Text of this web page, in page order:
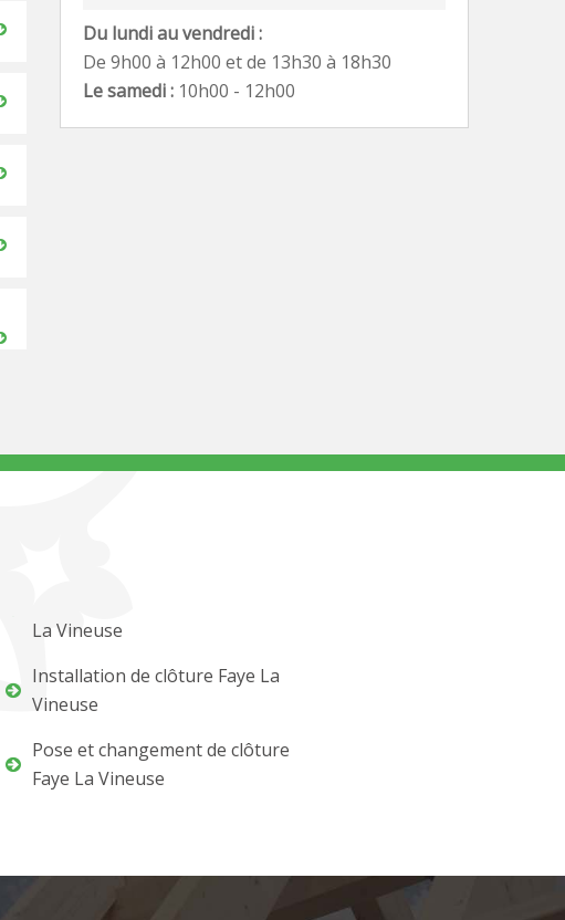
Du lundi au vendredi :
De 9h00 à 12h00 et de 13h30 à 18h30
Le samedi : 10h00 - 12h00
La Vineuse
Installation de clôture Faye La
Vineuse
Pose et changement de clôture
Faye La Vineuse